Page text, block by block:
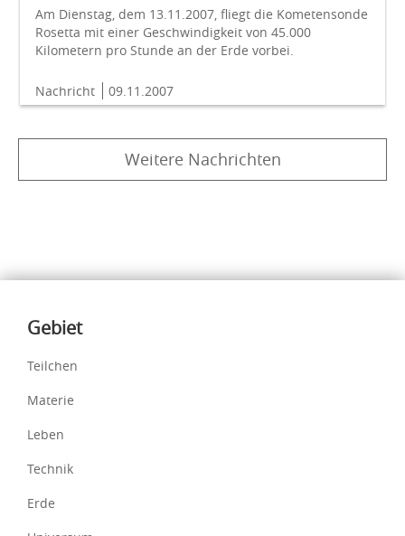
Am Dienstag, dem 13.11.2007, fliegt die Kometensonde
Rosetta mit einer Geschwindigkeit von 45.000
Kilometern pro Stunde an der Erde vorbei.
Nachricht 09.11.2007
Weitere Nachrichten
Inhalte
Gebiet
Teilchen
Materie
Leben
Technik
Erde